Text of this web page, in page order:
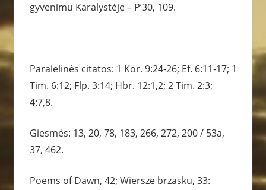
gyvenimu Karalystėje – P’30, 109.
Paralelinės citatos: 1 Kor. 9:24-26; Ef. 6:11-17; 1
Tim. 6:12; Flp. 3:14; Hbr. 12:1,2; 2 Tim. 2:3;
4:7,8.
Giesmės: 13, 20, 78, 183, 266, 272, 200 / 53a,
37, 462.
Poems of Dawn, 42; Wiersze brzasku, 33: